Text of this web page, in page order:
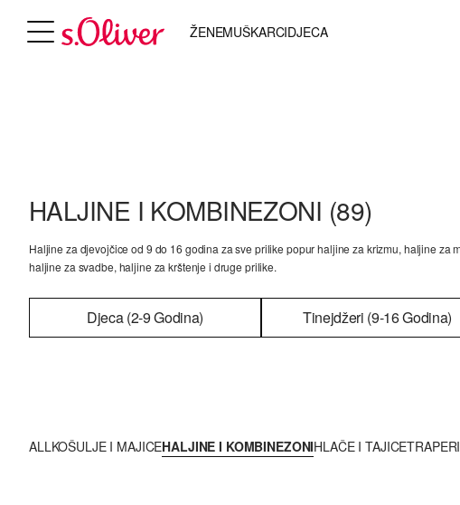
ŽENEMUŠKARCIDJECA
HALJINE I KOMBINEZONI (89)
Haljine za djevojčice od 9 do 16 godina za sve prilike popur haljine za krizmu, haljine za
haljine za svadbe, haljine za krštenje i druge prilike.
Djeca (2-9 Godina) Tinejdžeri (9-16 Godina)
ALLKOŠULJE I MAJICEHALJINE I KOMBINEZONIHLAČE I TAJICE